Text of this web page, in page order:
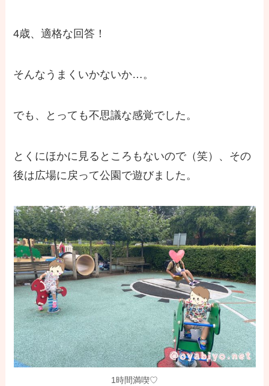
4歳、適格な回答！
そんなうまくいかないか…。
でも、とっても不思議な感覚でした。
とくにほかに見るところもないので（笑）、その
後は広場に戻って公園で遊びました。
1時間満喫♡